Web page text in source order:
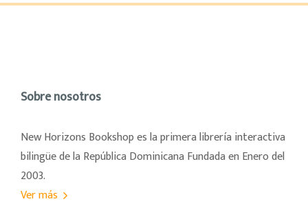
Sobre nosotros
New Horizons Bookshop es la primera librería interactiva
bilingüe de la República Dominicana Fundada en Enero del
2003.
Ver más